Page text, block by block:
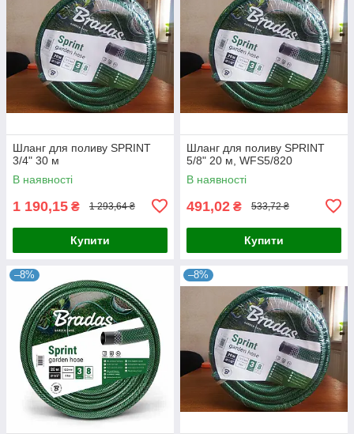
Шланг для поливу SPRINT
3/4" 30 м
В наявності
1 190,15 ₴ 1 293,64 ₴
Купити
Шланг для поливу SPRINT
5/8" 20 м, WFS5/820
В наявності
491,02 ₴ 533,72 ₴
Купити
–8% –8%